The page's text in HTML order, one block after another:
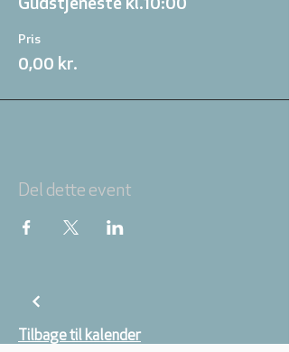
Gudstjeneste kl.10:00
Pris
0,00 kr.
Del dette event
Tilbage til kalender